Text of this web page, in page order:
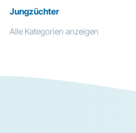
Jungzüchter
Alle Kategorien anzeigen